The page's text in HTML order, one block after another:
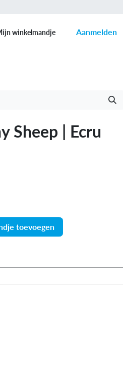
winkelmandje Aanmelden
Sheep | Ecru
toevoegen